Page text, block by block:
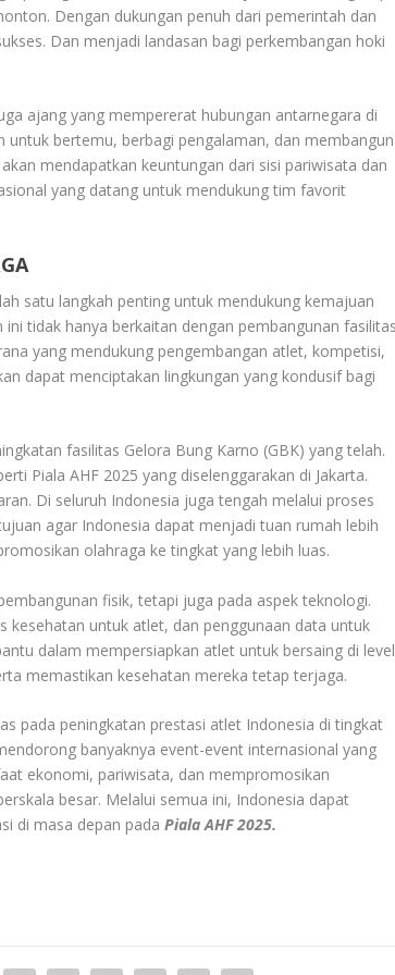
Dengan dukungan penuh dari pemerintah dan
Dan menjadi landasan bagi perkembangan hoki
ajang yang mempererat hubungan antarnegara di
untuk bertemu, berbagi pengalaman, dan membangun
mendapatkan keuntungan dari sisi pariwisata dan
yang datang untuk mendukung tim favorit
satu langkah penting untuk mendukung kemajuan
tidak hanya berkaitan dengan pembangunan
yang mendukung pengembangan atlet, kompetisi,
dapat menciptakan lingkungan yang kondusif bagi
fasilitas Gelora Bung Karno (GBK) yang telah.
Piala AHF 2025 yang diselenggarakan di Jakarta.
Di seluruh Indonesia juga tengah melalui proses
agar Indonesia dapat menjadi tuan rumah lebih
olahraga ke tingkat yang lebih luas.
fisik, tetapi juga pada aspek teknologi.
kesehatan untuk atlet, dan penggunaan data untuk
dalam mempersiapkan atlet untuk bersaing di level
memastikan kesehatan mereka tetap terjaga.
pada peningkatan prestasi atlet Indonesia di tingkat
banyaknya event-event internasional yang
ekonomi, pariwisata, dan mempromosikan
besar. Melalui semua ini, Indonesia dapat
di masa depan padaPiala AHF 2025.